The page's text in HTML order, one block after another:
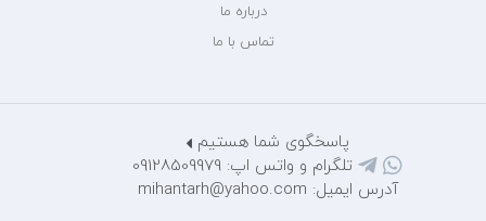
درباره ما
تماس با ما
پاسخگوی شما هستیم
تلگرام و واتس اپ: 09128509979
آدرس ایمیل: mihantarh@yahoo.com